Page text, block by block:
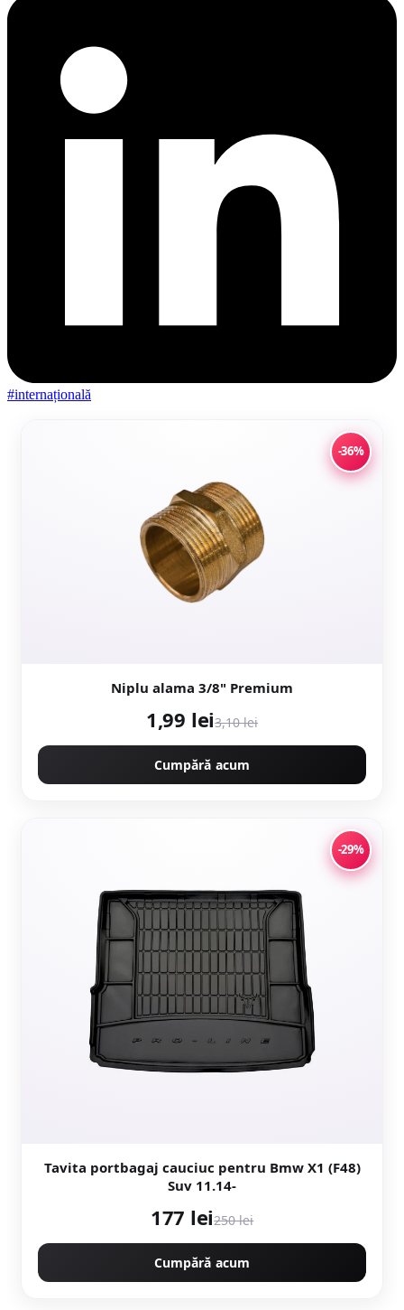
#internațională
-36%
Niplu alama 3/8" Premium
1,99 lei3,10 lei
Cumpără acum
-29%
Tavita portbagaj cauciuc pentru Bmw X1 (F48)
Suv 11.14-
177 lei250 lei
Cumpără acum